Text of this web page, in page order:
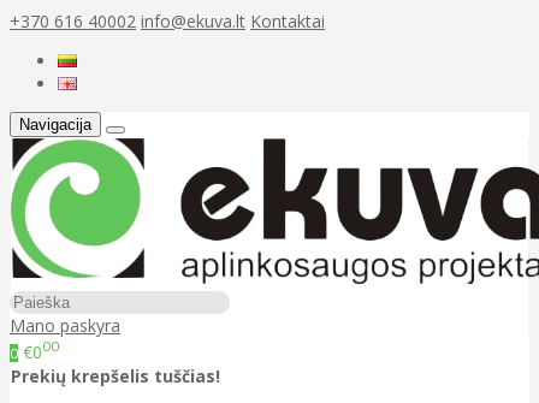
+370 616 40002 info@ekuva.lt Kontaktai
Navigacija
Mano paskyra
0 €000
Prekių krepšelis tuščias!